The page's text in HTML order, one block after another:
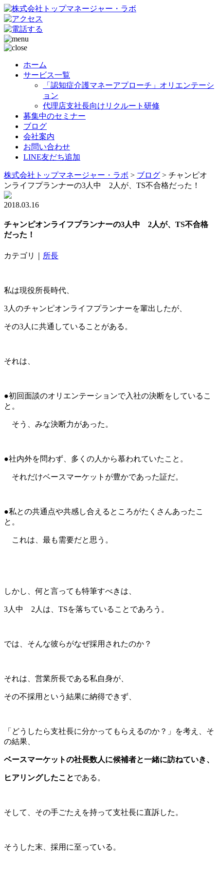
ホーム
サービス一覧
「認知症介護マネーアプローチ」オリエンテーシ
ョン
代理店支社長向けリクルート研修
募集中のセミナー
ブログ
会社案内
お問い合わせ
LINE友だち追加
株式会社トップマネージャー・ラボ > ブログ > チャンピオ
ンライフプランナーの3人中 2人が、TS不合格だった！
2018.03.16
チャンピオンライフプランナーの3人中 2人が、TS不合格
だった！
カテゴリ｜ 所長
私は現役所長時代、
3人のチャンピオンライフプランナーを輩出したが、
その3人に共通していることがある。
それは、
●初回面談のオリエンテーションで入社の決断をしているこ
と。
そう、みな決断力があった。
●社内外を問わず、多くの人から慕われていたこと。
それだけベースマーケットが豊かであった証だ。
●私との共通点や共感し合えるところがたくさんあったこ
と。
これは、最も需要だと思う。
しかし、何と言っても特筆すべきは、
3人中 2人は、TSを落ちていることであろう。
では、そんな彼らがなぜ採用されたのか？
それは、営業所長である私自身が、
その不採用という結果に納得できず、
「どうしたら支社長に分かってもらえるのか？」を考え、そ
の結果、
ベースマーケットの社長数人に候補者と一緒に訪ねていき、
ヒアリングしたことである。
そして、その手ごたえを持って支社長に直訴した。
そうした末、採用に至っている。